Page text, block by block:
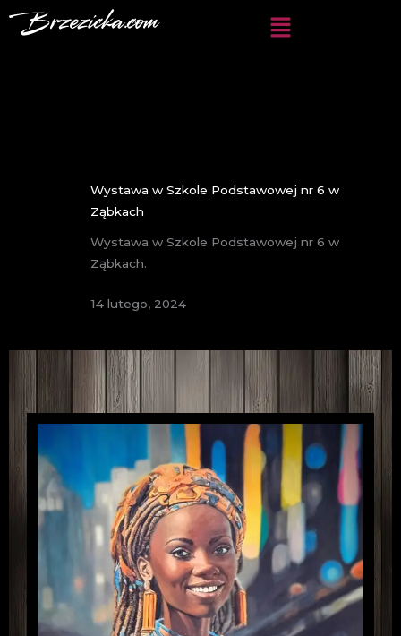
Przejdź
Wystawa w Szkole Podstawowej nr 6 w
Ząbkach
Wystawa w Szkole Podstawowej nr 6 w
Ząbkach.
14 lutego, 2024